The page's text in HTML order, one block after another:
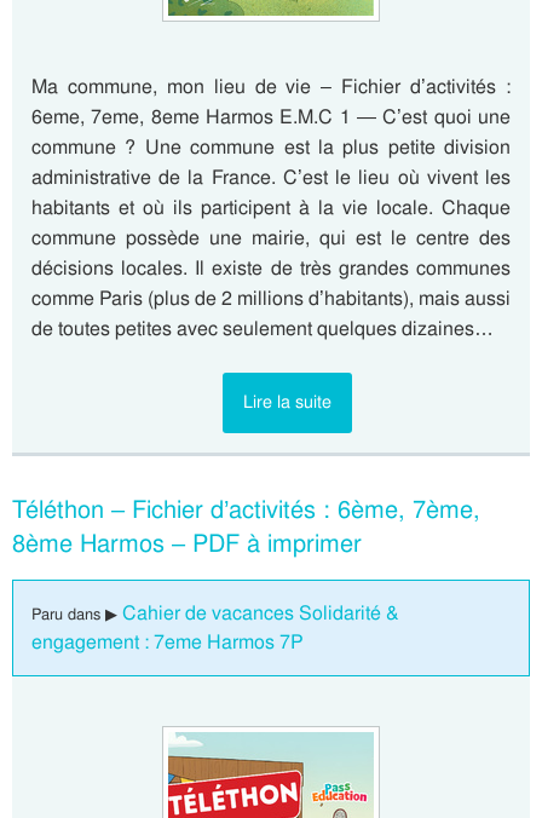
Ma commune, mon lieu de vie – Fichier d’activités :
6eme, 7eme, 8eme Harmos E.M.C 1 — C’est quoi une
commune ? Une commune est la plus petite division
administrative de la France. C’est le lieu où vivent les
habitants et où ils participent à la vie locale. Chaque
commune possède une mairie, qui est le centre des
décisions locales. Il existe de très grandes communes
comme Paris (plus de 2 millions d’habitants), mais aussi
de toutes petites avec seulement quelques dizaines…
Lire la suite
Téléthon – Fichier d’activités : 6ème, 7ème,
8ème Harmos – PDF à imprimer
Paru dans ▶ Cahier de vacances Solidarité &
engagement : 7eme Harmos 7P